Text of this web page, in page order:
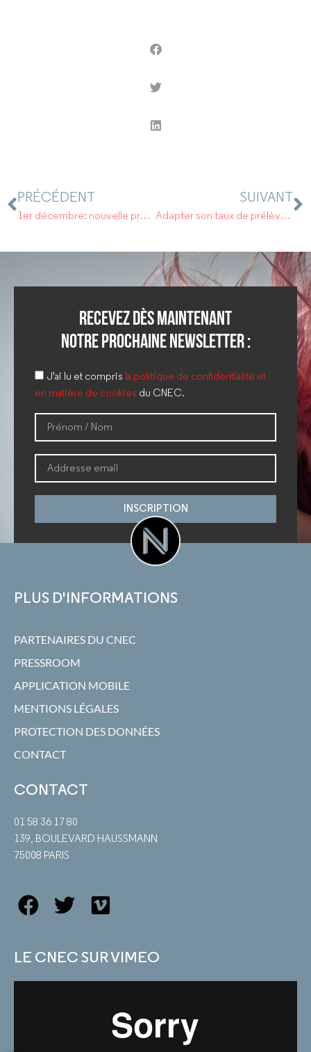
PRÉCÉDENT
1er décembre: nouvelle procédure de reconnaissance des accidents du travail.
SUIVANT
Adapter son taux de prélèvement à la source : avant le 7 décembre 2019
Recevez dès maintenant
notre prochaine newsletter :
J'ai lu et compris la politique de confidentialité et
en matière de cookies du CNEC.
INSCRIPTION
PLUS D'INFORMATIONS
PARTENAIRES DU CNEC
PRESSROOM
APPLICATION MOBILE
MENTIONS LÉGALES
PROTECTION DES DONNÉES
CONTACT
CONTACT
01 58 36 17 80
139, BOULEVARD HAUSSMANN
75008 PARIS
LE CNEC SUR VIMEO